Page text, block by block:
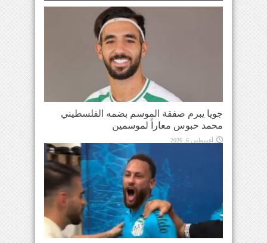
جويا يبرم صفقة الموسم بضمه الفلسطيني
محمد حبوس معاراً لموسمين
أغسطس 6, 2026